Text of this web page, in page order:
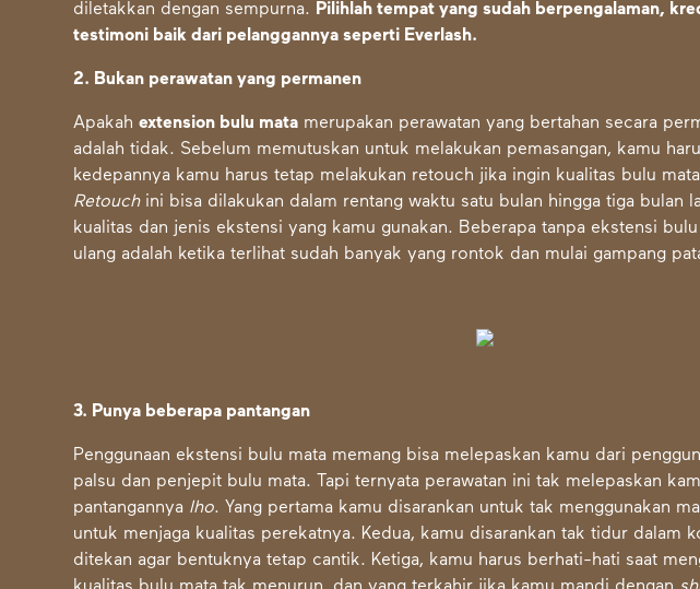
diletakkan dengan sempurna. Pilihlah tempat yang sudah berpengalaman,
testimoni baik dari pelanggannya seperti Everlash.
2. Bukan perawatan yang permanen
Apakahextension bulu mata merupakan perawatan yang bertahan secara
adalah tidak. Sebelum memutuskan untuk melakukan pemasangan, kamu
kedepannya kamu harus tetap melakukan retouch jika ingin kualitas bulu
Retouchini bisa dilakukan dalam rentang waktu satu bulan hingga tiga bulan
kualitas dan jenis ekstensi yang kamu gunakan. Beberapa tanpa ekstensi
ulang adalah ketika terlihat sudah banyak yang rontok dan mulai gampang
3. Punya beberapa pantangan
Penggunaan ekstensi bulu mata memang bisa melepaskan kamu dari
palsu dan penjepit bulu mata. Tapi ternyata perawatan ini tak melepaskan
pantangannya lho. Yang pertama kamu disarankan untuk tak menggunakan
untuk menjaga kualitas perekatnya. Kedua, kamu disarankan tak tidur dalam
ditekan agar bentuknya tetap cantik. Ketiga, kamu harus berhati-hati saat